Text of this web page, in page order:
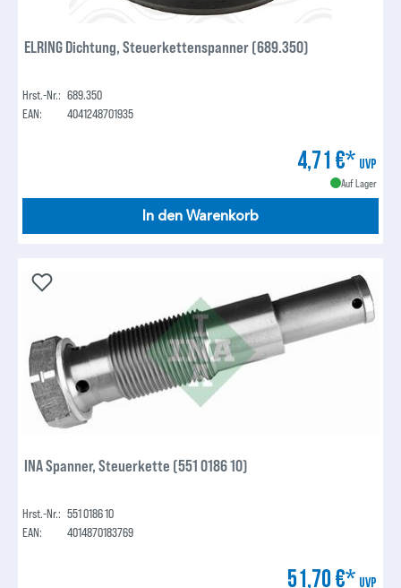
ELRING Dichtung, Steuerkettenspanner (689.350)
Hrst.-Nr.: 689.350
EAN:
4041248701935
4,71 €* UVP
Auf Lager
In den Warenkorb
INA Spanner, Steuerkette (551 0186 10)
Hrst.-Nr.: 551 0186 10
EAN:
4014870183769
51,70 €* UVP